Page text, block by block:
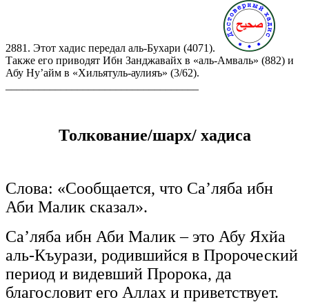
2881. Этот хадис передал аль-Бухари (4071).
Также его приводят Ибн Занджавайх в «аль-Амваль» (882) и
Абу Ну’айм в «Хильятуль-аулияъ» (3/62).
Толкование/шарх/ хадиса
Слова: «Сообщается, что Са’ляба ибн
Аби Малик сказал».
Са’ляба ибн Аби Малик – это Абу Яхйа
аль-Къурази, родившийся в Пророческий
период и видевший Пророка, да
благословит его Аллах и приветствует.